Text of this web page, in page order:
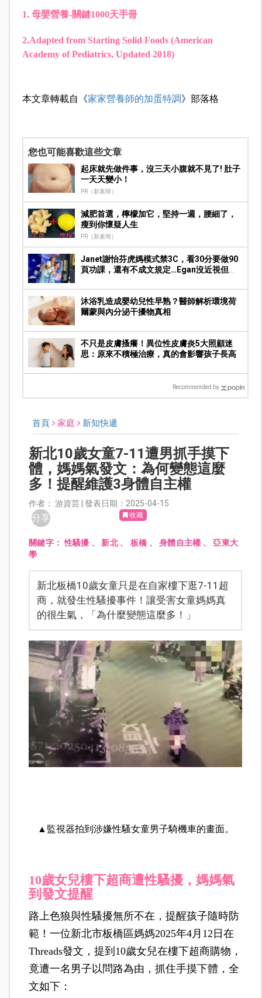
1. 母嬰營養-關鍵1000天手冊
2.Adapted from Starting Solid Foods (American
Academy of Pediatrics, Updated 2018)
本文章轉載自《家家營養師的加蛋特調》部落格
您也可能喜歡這些文章
起床就先做件事，沒三天小腹就不見了! 肚子
一天天變小！
PR（新素簡）
減肥首選，檸檬加它，堅持一週，腰細了，
瘦到你懷疑人生
PR（新素簡）
Janet謝怡芬虎媽模式禁3C，看30分要做90
頁功課，還有不成文規定…Egan沒近視但求
沐浴乳造成嬰幼兒性早熟？醫師解析環境荷
爾蒙與內分泌干擾物真相
不只是皮膚搔癢！異位性皮膚炎5大照顧迷
思：原來不積極治療，真的會影響孩子長高
Recommended by
首頁 家庭 新知快遞
新北10歲女童7-11遭男抓手摸下
體，媽媽氣發文：為何變態這麼
多！提醒維護3身體自主權
作者： 游資芸 | 發表日期：2025-04-15
分享 收藏
關鍵字：性騷擾 、 新北、 板橋 、身體自主權 、亞東大
學
新北板橋10歲女童只是在自家樓下逛7-11超
商，就發生性騷擾事件！讓受害女童媽媽真
的很生氣，「為什麼變態這麼多！」
▲監視器拍到涉嫌性騷女童男子騎機車的畫面。
10歲女兒樓下超商遭性騷擾，媽媽氣
到發文提醒
路上色狼與性騷擾無所不在，提醒孩子隨時防
範！一位新北市板橋區媽媽2025年4月12日在
Threads發文，提到10歲女兒在樓下超商購物，
竟遭一名男子以問路為由，抓住手摸下體，全
文如下：